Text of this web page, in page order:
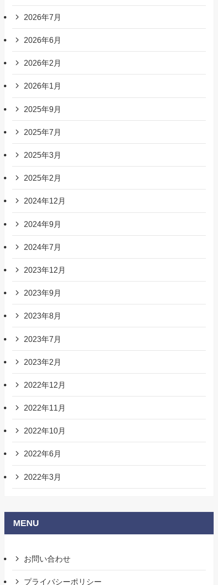
2026年7月
2026年6月
2026年2月
2026年1月
2025年9月
2025年7月
2025年3月
2025年2月
2024年12月
2024年9月
2024年7月
2023年12月
2023年9月
2023年8月
2023年7月
2023年2月
2022年12月
2022年11月
2022年10月
2022年6月
2022年3月
MENU
お問い合わせ
プライバシーポリシー